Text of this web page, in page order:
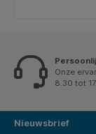
Onze
8.30 tot
Nieuwsbrief